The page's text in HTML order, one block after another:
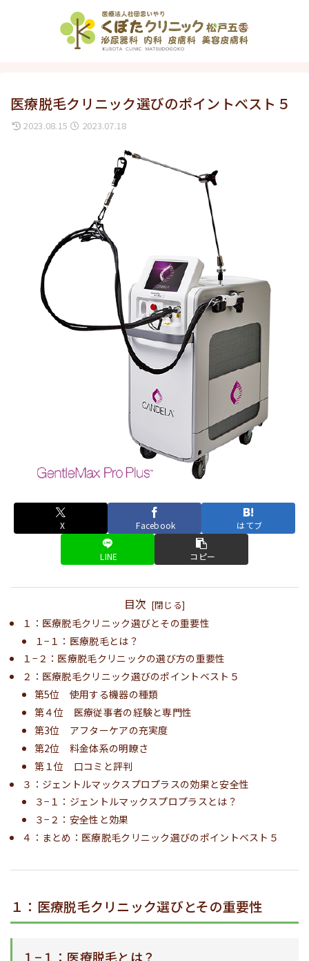
医療脱毛クリニック選びのポイントベスト５
2023.07.18
2023.08.15
X Facebook はてブ
LINE コピー
目次
１：医療脱毛クリニック選びとその重要性
１−１：医療脱毛とは？
１−２：医療脱毛クリニックの選び方の重要性
２：医療脱毛クリニック選びのポイントベスト５
第5位 使用する機器の種類
第４位 医療従事者の経験と専門性
第3位 アフターケアの充実度
第2位 料金体系の明瞭さ
第１位 口コミと評判
３：ジェントルマックスプロプラスの効果と安全性
３−１：ジェントルマックスプロプラスとは？
３−２：安全性と効果
４：まとめ：医療脱毛クリニック選びのポイントベスト５
１：医療脱毛クリニック選びとその重要性
１−１：医療脱毛とは？